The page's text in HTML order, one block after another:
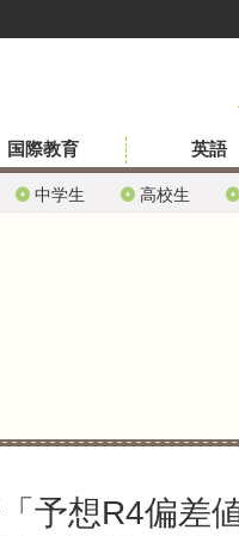
中学生 高校生
国際教育 英語
予想R4偏差